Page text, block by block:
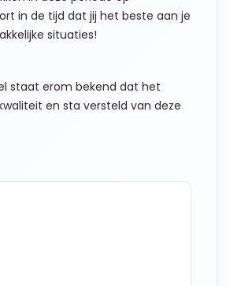
in de tijd dat jij het beste aan je
situaties!
staat erom bekend dat het
en sta versteld van deze